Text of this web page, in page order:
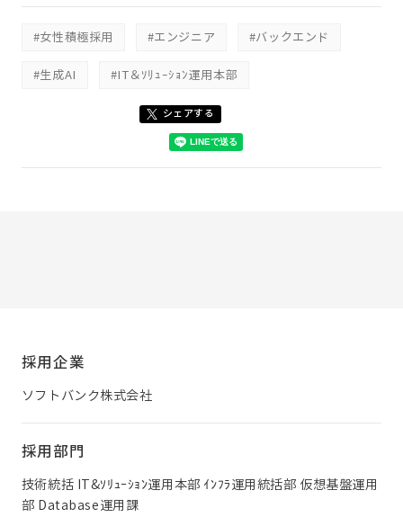
#女性積極採用 #エンジニア #バックエンド
#生成AI #IT＆ｿﾘｭｰｼｮﾝ運用本部
シェアする
採用企業
ソフトバンク株式会社
採用部門
技術統括 IT&ｿﾘｭｰｼｮﾝ運用本部 ｲﾝﾌﾗ運用統括部 仮想基盤運用
部 Database運用課